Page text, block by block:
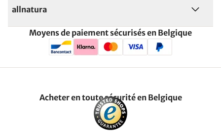
allnatura
Moyens de paiement sécurisés en Belgique
Acheter en toute sécurité en Belgique